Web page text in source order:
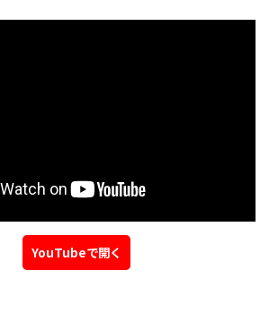
ョップYouTubeで開く